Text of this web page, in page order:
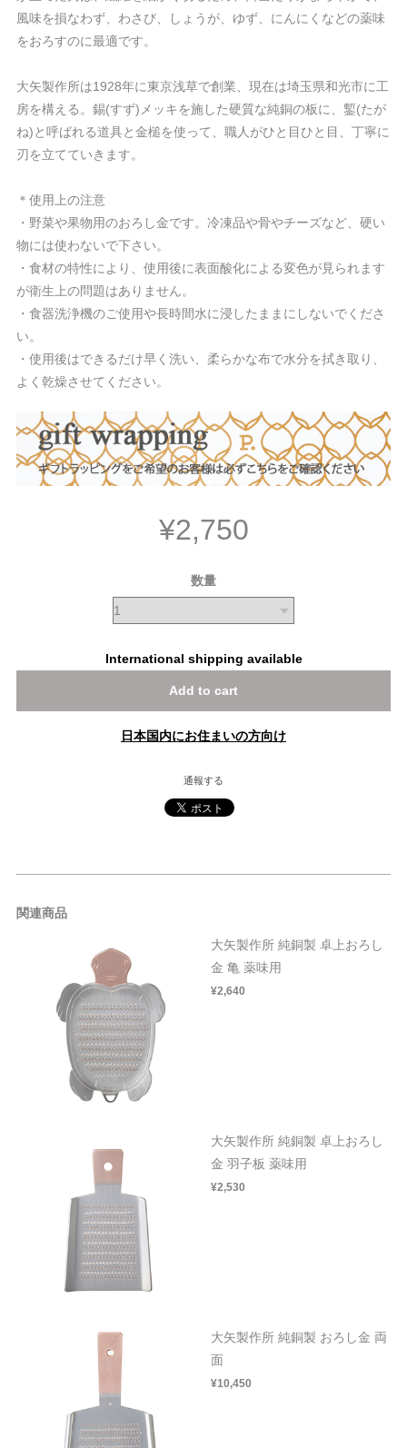
風味を損なわず、わさび、しょうが、ゆず、にんにくなどの薬味
をおろすのに最適です。
大矢製作所は1928年に東京浅草で創業、現在は埼玉県和光市に工
房を構える。錫(すず)メッキを施した硬質な純銅の板に、鏨(たが
ね)と呼ばれる道具と金槌を使って、職人がひと目ひと目、丁寧に
刃を立てていきます。
＊使用上の注意
・野菜や果物用のおろし金です。冷凍品や骨やチーズなど、硬い
物には使わないで下さい。
・食材の特性により、使用後に表面酸化による変色が見られます
が衛生上の問題はありません。
・食器洗浄機のご使用や長時間水に浸したままにしないでくださ
い。
・使用後はできるだけ早く洗い、柔らかな布で水分を拭き取り、
よく乾燥させてください。
¥2,750
数量
International shipping available
Add to cart
日本国内にお住まいの方向け
通報する
関連商品
大矢製作所 純銅製 卓上おろし
金 亀 薬味用
¥2,640
大矢製作所 純銅製 卓上おろし
金 羽子板 薬味用
¥2,530
大矢製作所 純銅製 おろし金 両
面
¥10,450